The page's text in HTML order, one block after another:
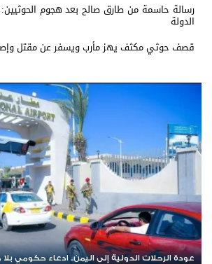
رسالة حاسمة من طارق صالح بعد هجوم
الدولة
قصف حوثي مكثف يهز مأرب ويسفر عن مقتل وإصابة 24
عودة الرحلات الدولية إلى اليمن.. ادعاء حكومي